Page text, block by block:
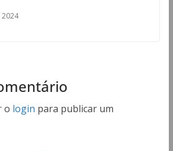
o login para publicar um